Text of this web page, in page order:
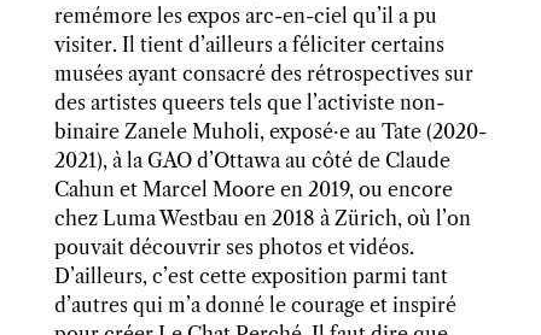
remémore les expos arc-en-ciel qu’il a pu
visiter. Il tient d’ailleurs a féliciter certains
musées ayant consacré des rétrospectives sur
des artistes queers tels que l’activiste non-
binaire Zanele Muholi, exposé·e au Tate (2020-
2021), à la GAO d’Ottawa au côté de Claude
Cahun et Marcel Moore en 2019, ou encore
chez Luma Westbau en 2018 à Zürich, où l’on
pouvait découvrir ses photos et vidéos.
D’ailleurs, c’est cette exposition parmi tant
d’autres qui m’a donné le courage et inspiré